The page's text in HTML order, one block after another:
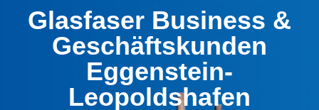
Glasfaser Business &
Geschäftskunden
Eggenstein-
Leopoldshafen